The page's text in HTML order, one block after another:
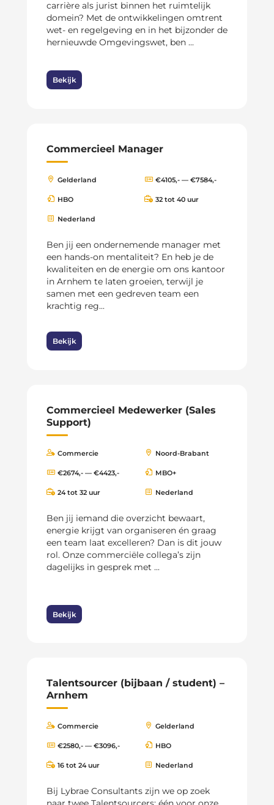
carrière als jurist binnen het ruimtelijk
domein? Met de ontwikkelingen omtrent
wet- en regelgeving en in het bijzonder de
hernieuwde Omgevingswet, ben ...
Bekijk
Commercieel Manager
Gelderland €4105,- — €7584,-
HBO 32 tot 40 uur
Nederland
Ben jij een ondernemende manager met
een hands-on mentaliteit? En heb je de
kwaliteiten en de energie om ons kantoor
in Arnhem te laten groeien, terwijl je
samen met een gedreven team een
krachtig reg...
Bekijk
Commercieel Medewerker (Sales
Support)
Commercie Noord-Brabant
€2674,- — €4423,- MBO+
24 tot 32 uur Nederland
Ben jij iemand die overzicht bewaart,
energie krijgt van organiseren én graag
een team laat excelleren? Dan is dit jouw
rol. Onze commerciële collega’s zijn
dagelijks in gesprek met ...
Bekijk
Talentsourcer (bijbaan / student) –
Arnhem
Commercie Gelderland
€2580,- — €3096,- HBO
16 tot 24 uur Nederland
Bij Lybrae Consultants zijn we op zoek